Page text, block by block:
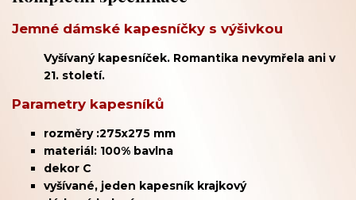
Jemné dámské kapesníčky s výšivkou
Vyšívaný kapesníček. Romantika nevymřela ani v
21. století.
Parametry kapesníků
rozměry :275x275 mm
materiál: 100% bavlna
dekor C
vyšívané, jeden kapesník krajkový